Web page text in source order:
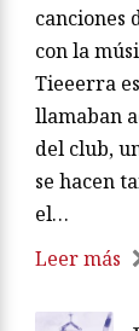
canciones
con la
Tieeerra
llamaban
del club,
se hacen
el…
Leer más